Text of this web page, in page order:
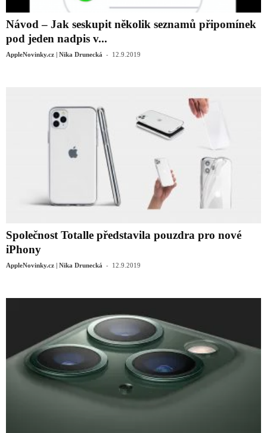
Návod – Jak seskupit několik seznamů připomínek
pod jeden nadpis v...
AppleNovinky.cz | Nika Drunecká - 12.9.2019
Společnost Totalle představila pouzdra pro nové
iPhony
AppleNovinky.cz | Nika Drunecká - 12.9.2019